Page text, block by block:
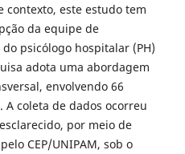
contexto, este estudo tem
da equipe de
psicólogo hospitalar (PH)
adota uma abordagem
envolvendo 66
coleta de dados ocorreu
por meio de
CEP/UNIPAM, sob o